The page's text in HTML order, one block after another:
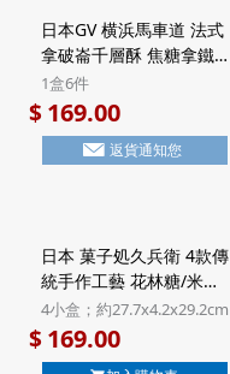
日本GV 横浜馬車道 法式
拿破崙千層酥 焦糖拿鐵
Latte 頂級法國Valrhona
朱古力 Millefeuille酥餅
禮盒 Halal清真食品 (1盒
6件)【市集世界 - 日本市
1盒6件
$169.00
返貨通知您
日本 菓子処久兵衛 4款傳
統手作工藝 花林糖/米菓
雜錦禮盒 4小盒裝 (801)
【市集世界 - 日本市集】
4小盒；約27.7x4.2x29.2cm
$169.00